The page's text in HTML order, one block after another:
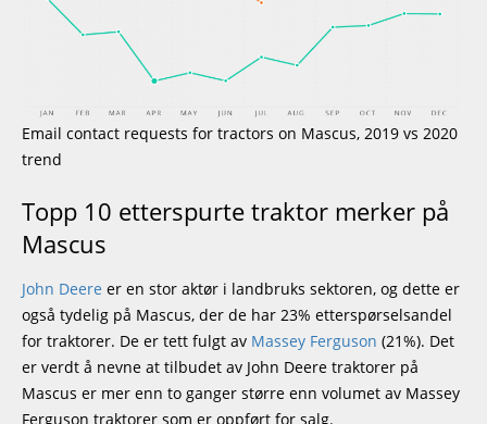
Email contact requests for tractors on Mascus, 2019 vs 2020
trend
Topp 10 etterspurte traktor merker på
Mascus
John Deere er en stor aktør i landbruks sektoren, og dette er
også tydelig på Mascus, der de har 23% etterspørselsandel
for traktorer. De er tett fulgt av Massey Ferguson (21%). Det
er verdt å nevne at tilbudet av John Deere traktorer på
Mascus er mer enn to ganger større enn volumet av Massey
Ferguson traktorer som er oppført for salg.